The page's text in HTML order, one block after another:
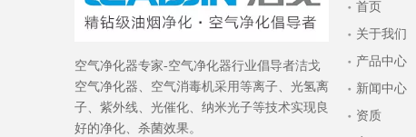
空气净化器专家-空气净化器行业倡导者洁戈
空气净化器、空气消毒机采用等离子、光氢离
子、紫外线、光催化、纳米光子等技术实现良
好的净化、杀菌效果。
首页
关于我们
产品中心
新闻中心
资质